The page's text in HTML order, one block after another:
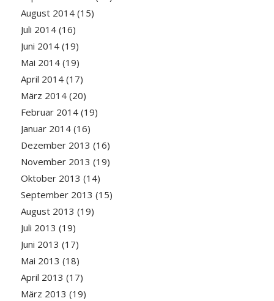
August 2014(15)
Juli 2014(16)
Juni 2014(19)
Mai 2014(19)
April 2014(17)
März 2014(20)
Februar 2014(19)
Januar 2014(16)
Dezember 2013 (16)
November 2013 (19)
Oktober 2013 (14)
September 2013 (15)
August 2013 (19)
Juli 2013 (19)
Juni 2013 (17)
Mai 2013 (18)
April 2013 (17)
März 2013 (19)